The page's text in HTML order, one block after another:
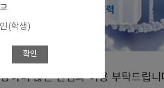
하며 많은 관심과 이용 부탁드립니
(학생)
확인